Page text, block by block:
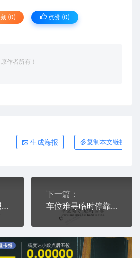
(0) 点赞 (0)
作者所有！
生成海报 复制本文链接
临时停靠请多关照临时停车挪车电话牌通用plt格式激光打标文件
下一篇：
车位难寻临时停靠parkingspaceishardtofind临时停车挪车电话牌激光打标文件